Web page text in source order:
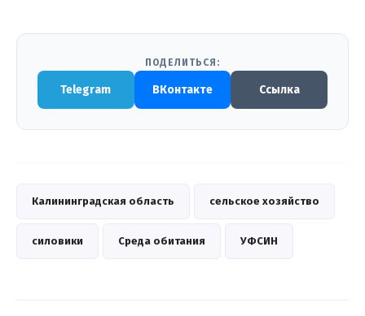
ПОДЕЛИТЬСЯ:
Telegram ВКонтакте Ссылка
Калининградская область сельское хозяйство
силовики Среда обитания УФСИН